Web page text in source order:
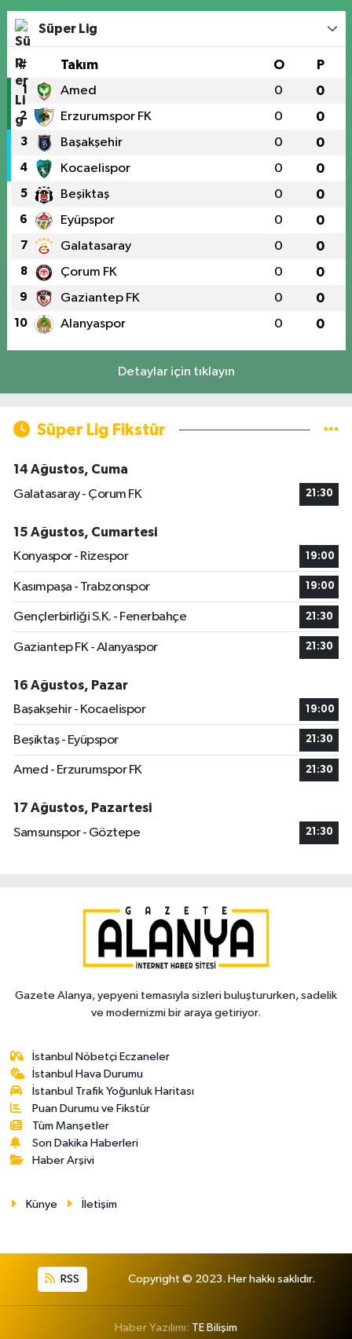
Süper Lig
# Takım O P
1 Amed 0 0
2 Erzurumspor FK 0 0
3 Başakşehir 0 0
4 Kocaelispor 0 0
5 Beşiktaş 0 0
6 Eyüpspor 0 0
7 Galatasaray 0 0
8 Çorum FK 0 0
9 Gaziantep FK 0 0
10 Alanyaspor 0 0
Detaylar için tıklayın
Süper Lig Fikstür
14 Ağustos, Cuma
Galatasaray - Çorum FK
21:30
15 Ağustos, Cumartesi
Konyaspor - Rizespor
19:00
Kasımpaşa - Trabzonspor 19:00
Gençlerbirliği S.K. - Fenerbahçe 21:30
Gaziantep FK - Alanyaspor 21:30
16 Ağustos, Pazar
Başakşehir - Kocaelispor
19:00
Beşiktaş - Eyüpspor 21:30
Amed - Erzurumspor FK 21:30
17 Ağustos, Pazartesi
Samsunspor - Göztepe
21:30
Gazete Alanya, yepyeni temasıyla sizleri buluştururken, sadelik
ve modernizmi bir araya getiriyor.
İstanbul Nöbetçi Eczaneler
İstanbul Hava Durumu
İstanbul Trafik Yoğunluk Haritası
Puan Durumu ve Fikstür
Tüm Manşetler
Son Dakika Haberleri
Haber Arşivi
Künye İletişim
RSS Copyright © 2023. Her hakkı saklıdır.
Haber Yazılımı: TE Bilişim